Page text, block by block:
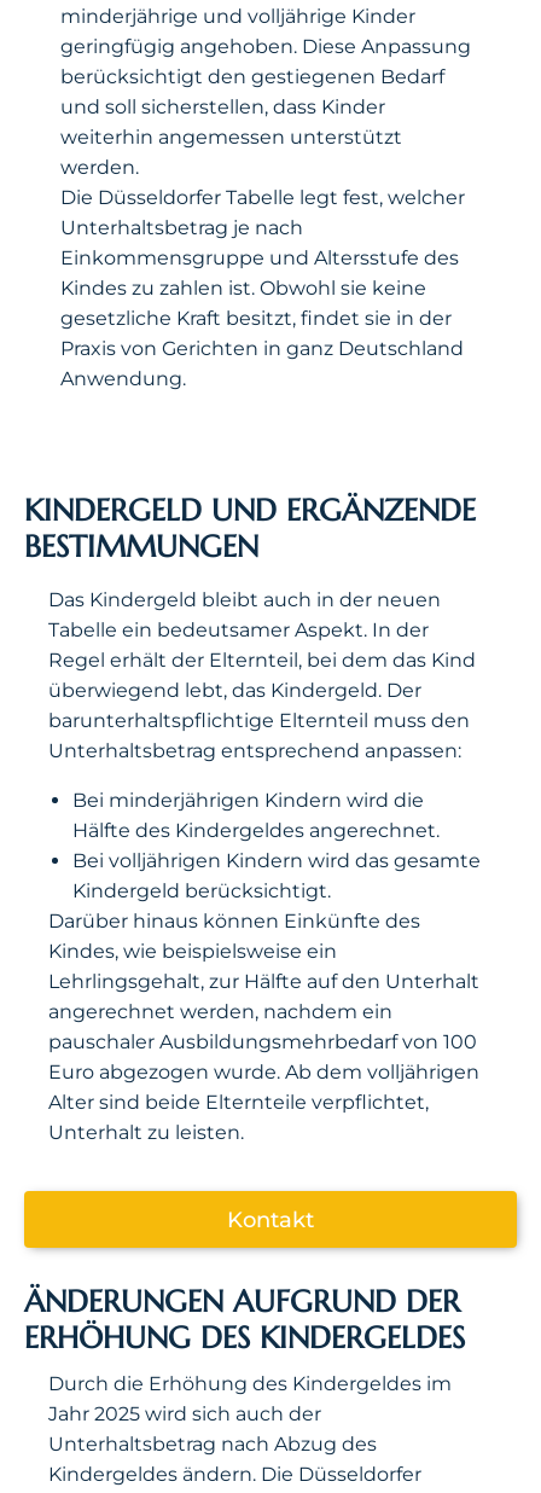
minderjährige und volljährige Kinder
geringfügig angehoben. Diese Anpassung
berücksichtigt den gestiegenen Bedarf
und soll sicherstellen, dass Kinder
weiterhin angemessen unterstützt
werden.
Die Düsseldorfer Tabelle legt fest, welcher
Unterhaltsbetrag je nach
Einkommensgruppe und Altersstufe des
Kindes zu zahlen ist. Obwohl sie keine
gesetzliche Kraft besitzt, findet sie in der
Praxis von Gerichten in ganz Deutschland
Anwendung.
KINDERGELD UND ERGÄNZENDE
BESTIMMUNGEN
Das Kindergeld bleibt auch in der neuen
Tabelle ein bedeutsamer Aspekt. In der
Regel erhält der Elternteil, bei dem das Kind
überwiegend lebt, das Kindergeld. Der
barunterhaltspflichtige Elternteil muss den
Unterhaltsbetrag entsprechend anpassen:
Bei minderjährigen Kindern wird die
Hälfte des Kindergeldes angerechnet.
Bei volljährigen Kindern wird das gesamte
Kindergeld berücksichtigt.
Darüber hinaus können Einkünfte des
Kindes, wie beispielsweise ein
Lehrlingsgehalt, zur Hälfte auf den Unterhalt
angerechnet werden, nachdem ein
pauschaler Ausbildungsmehrbedarf von 100
Euro abgezogen wurde. Ab dem volljährigen
Alter sind beide Elternteile verpflichtet,
Unterhalt zu leisten.
Kontakt
ÄNDERUNGEN AUFGRUND DER
ERHÖHUNG DES KINDERGELDES
Durch die Erhöhung des Kindergeldes im
Jahr 2025 wird sich auch der
Unterhaltsbetrag nach Abzug des
Kindergeldes ändern. Die Düsseldorfer